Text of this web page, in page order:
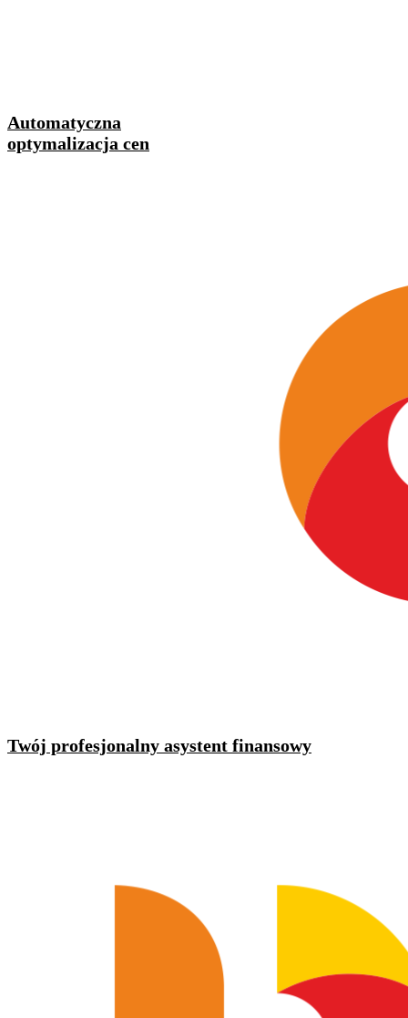
Automatyczna
optymalizacja cen
Twój profesjonalny asystent finansowy